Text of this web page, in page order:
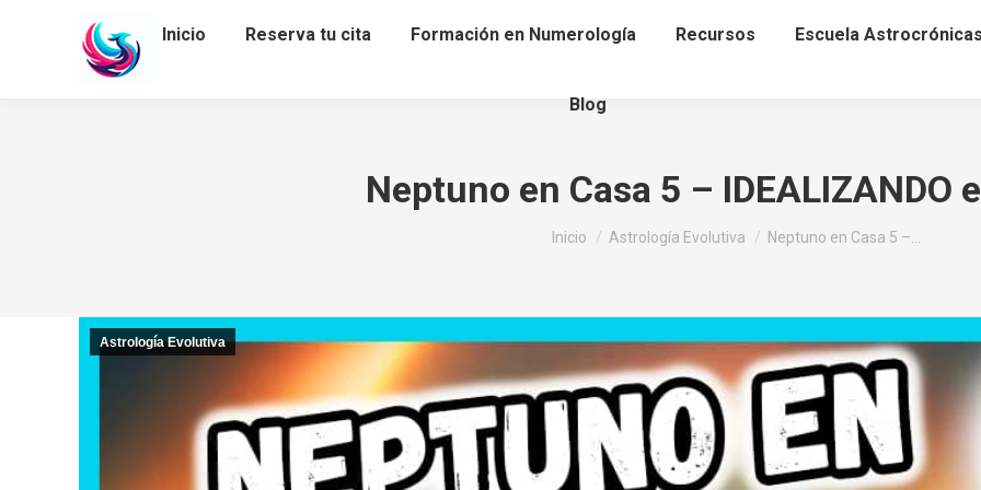
Inicio Reserva tu cita Formación en Numerología Recursos Escuela Astrocrónicas
Blog
Neptuno en Casa 5 – IDEALIZANDO
Estás aquí:
Inicio Astrología Evolutiva Neptuno en Casa 5 –…
Astrología Evolutiva